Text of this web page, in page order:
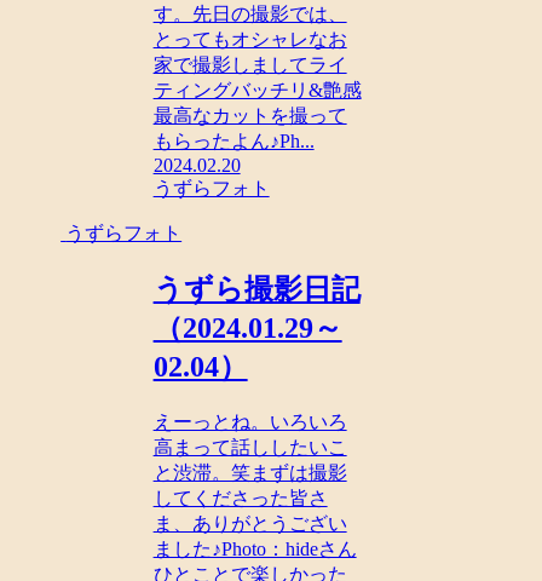
す。先日の撮影では、
とってもオシャレなお
家で撮影しましてライ
ティングバッチリ&艶感
最高なカットを撮って
もらったよん♪Ph...
2024.02.20
うずらフォト
うずらフォト
うずら撮影日記
（2024.01.29～
02.04）
えーっとね。いろいろ
高まって話ししたいこ
と渋滞。笑まずは撮影
してくださった皆さ
ま、ありがとうござい
ました♪Photo：hideさん
ひとことで楽しかった